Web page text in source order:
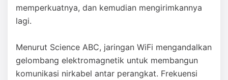
memperkuatnya, dan kemudian mengirimkannya
lagi.
Menurut Science ABC, jaringan WiFi mengandalkan
gelombang elektromagnetik untuk membangun
komunikasi nirkabel antar perangkat. Frekuensi